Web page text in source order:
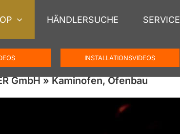
HÄNDLERSUCHE SERVICE
INSTALLATIONSVIDEOS
GmbH » Kaminofen, Ofenbau